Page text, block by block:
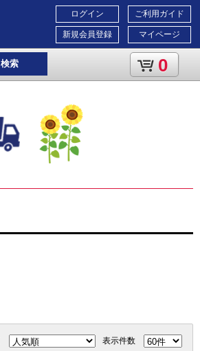
ご利用ガイド
マイページ
ログイン
新規会員登録
検索 0
表示件数